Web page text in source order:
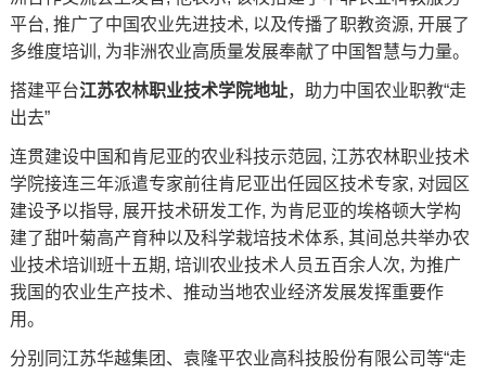
平台, 推广了中国农业先进技术, 以及传播了职教资源, 开展了
多维度培训, 为非洲农业高质量发展奉献了中国智慧与力量。
搭建平台江苏农林职业技术学院地址，助力中国农业职教“走
出去”
连贯建设中国和肯尼亚的农业科技示范园, 江苏农林职业技术
学院接连三年派遣专家前往肯尼亚出任园区技术专家, 对园区
建设予以指导, 展开技术研发工作, 为肯尼亚的埃格顿大学构
建了甜叶菊高产育种以及科学栽培技术体系, 其间总共举办农
业技术培训班十五期, 培训农业技术人员五百余人次, 为推广
我国的农业生产技术、推动当地农业经济发展发挥重要作
用。
分别同江苏华越集团、袁隆平农业高科技股份有限公司等“走